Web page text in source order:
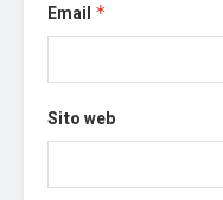
Email *
Sito web